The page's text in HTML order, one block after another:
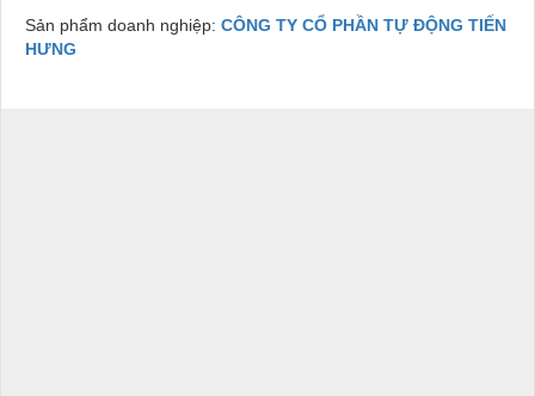
Sản phẩm doanh nghiệp: CÔNG TY CỔ PHẦN TỰ ĐỘNG TIẾN
HƯNG